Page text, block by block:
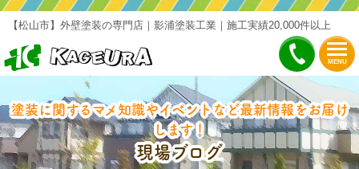
MENU
【松山市】外壁塗装の専門店｜影浦塗装工業｜施工実績20,000件以上
塗装に関するマメ知識やイベントなど最新情報をお届け
します！
現場ブログ